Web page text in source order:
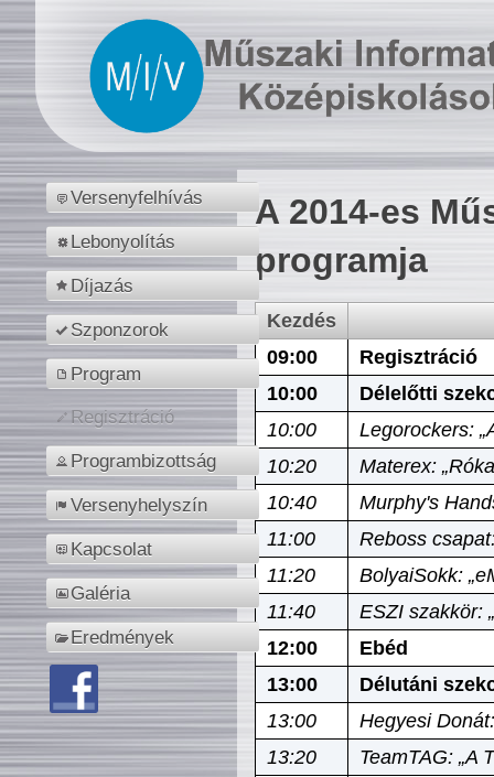
Versenyfelhívás
Lebonyolítás
Díjazás
Szponzorok
Program
Regisztráció
Programbizottság
Versenyhelyszín
Kapcsolat
Galéria
Eredmények
A 2014-es
programja
Kezdés
09:00
Regisztráció
10:00
Délelőtti
10:00
Legorockers:
10:20
Materex:
10:40
Murphy's
11:00
Reboss
11:20
BolyaiSokk:
11:40
ESZI szakkör:
12:00
Ebéd
13:00
Délutáni
13:00
Hegyesi
13:20
TeamTAG: „A